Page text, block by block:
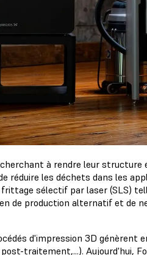
à rendre leur
réduire les déchets dans les
sélectif par laser (SLS)
de production alternatif et de
d'impression 3D génèrent
traitement,...). Aujourd'hui,